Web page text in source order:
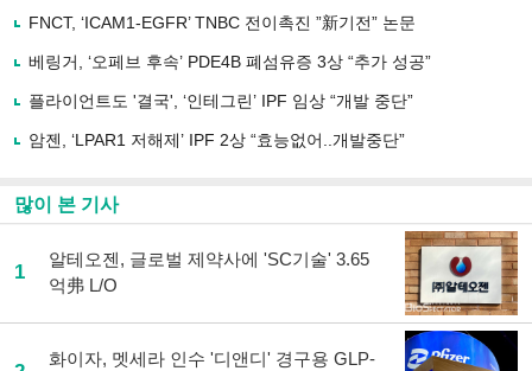
사
유
기
FNCT, ‘ICAM1-EGFR’ TNBC 전이촉진 ”新기전” 논문
베링거, ‘오페브 후속’ PDE4B 폐섬유증 3상 “추가 성공”
플라이언트도 '결국', ‘인테그린’ IPF 임상 “개발 중단”
암젠, ‘LPAR1 저해제’ IPF 2상 “효능없어..개발중단”
많이 본 기사
1
알테오젠, 글로벌 제약사에 'SC기술' 3.65
억弗 L/O
화이자, 멧세라 인수 '디앤디' 경구용 GLP-